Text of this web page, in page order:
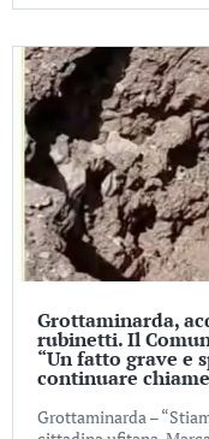
Grottaminarda,
rubinetti. Il
“Un fatto grave e
continuare
Grottaminarda –